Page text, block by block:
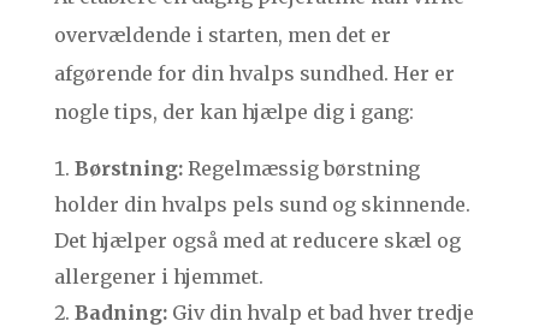
overvældende i starten, men det er
afgørende for din hvalps sundhed. Her er
nogle tips, der kan hjælpe dig i gang:
Børstning:Regelmæssig børstning
holder din hvalps pels sund og skinnende.
Det hjælper også med at reducere skæl og
allergener i hjemmet.
Badning:Giv din hvalp et bad hver tredje